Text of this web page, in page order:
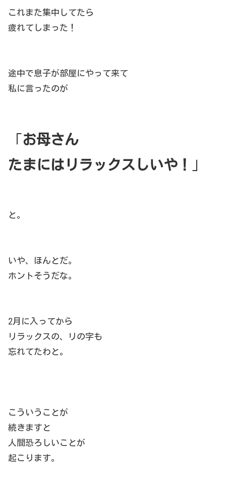
これまた集中してたら
疲れてしまった！
途中で息子が部屋にやって来て
私に言ったのが
お母さん
たまにはリラックスしいや！
」
と。
いや、ほんとだ。
ホントそうだな。
2月に入ってから
リラックスの、リの字も
忘れてたわと。
こういうことが
続きますと
人間恐ろしいことが
起こります。